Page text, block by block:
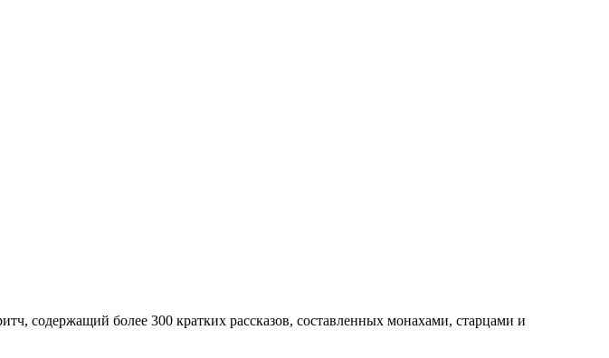
содержащий более 300 кратких рассказов, составленных монахами, старцами и